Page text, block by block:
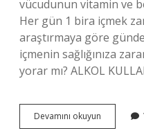
vücudunun vitamin ve
Her gün 1 bira içmek
araştırmaya göre
içmenin sağlığınıza
yorar mı? ALKOL
Devamını okuyun
Hangi